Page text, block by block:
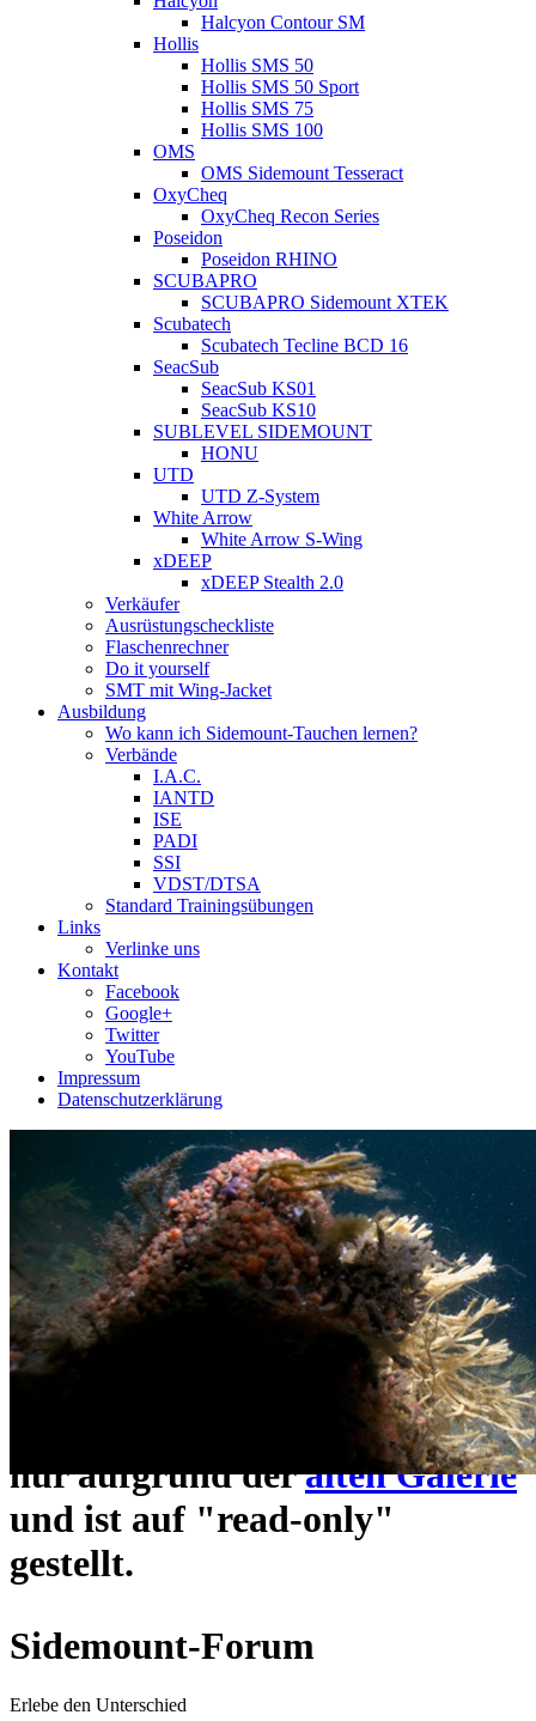
Halcyon Contour SM
Hollis
Hollis SMS 50
Hollis SMS 50 Sport
Hollis SMS 75
Hollis SMS 100
OMS
OMS Sidemount Tesseract
OxyCheq
OxyCheq Recon Series
Poseidon
Poseidon RHINO
SCUBAPRO
SCUBAPRO Sidemount XTEK
Scubatech
Scubatech Tecline BCD 16
SeacSub
SeacSub KS01
SeacSub KS10
SUBLEVEL SIDEMOUNT
HONU
UTD
UTD Z-System
White Arrow
White Arrow S-Wing
xDEEP
xDEEP Stealth 2.0
Verkäufer
Ausrüstungscheckliste
Flaschenrechner
Do it yourself
SMT mit Wing-Jacket
Ausbildung
Wo kann ich Sidemount-Tauchen lernen?
Verbände
I.A.C.
IANTD
ISE
PADI
SSI
VDST/DTSA
Standard Trainingsübungen
Links
Verlinke uns
Kontakt
Facebook
Google+
Twitter
YouTube
Impressum
Datenschutzerklärung
Das Sidemount-Forum ist auf
ein neues Forensystem
umgezogen und wie gewohnt
unterhttps://www.sidemount-
forum.com
erreichbar.
Das alte Forum hier existiert
nur aufgrund deralten Galerie
und ist auf "read-only"
gestellt.
Sidemount-Forum
Erlebe den Unterschied